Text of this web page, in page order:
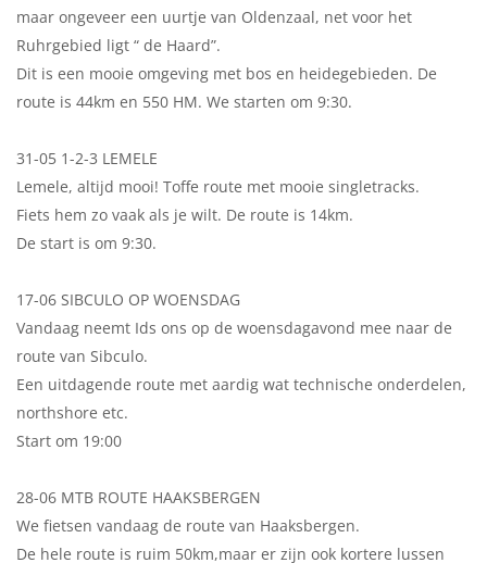
maar ongeveer een uurtje van Oldenzaal, net voor het
Ruhrgebied ligt “ de Haard”.
Dit is een mooie omgeving met bos en heidegebieden. De
route is 44km en 550 HM. We starten om 9:30.
31-05 1-2-3 LEMELE
Lemele, altijd mooi! Toffe route met mooie singletracks.
Fiets hem zo vaak als je wilt. De route is 14km.
De start is om 9:30.
17-06 SIBCULO OP WOENSDAG
Vandaag neemt Ids ons op de woensdagavond mee naar de
route van Sibculo.
Een uitdagende route met aardig wat technische onderdelen,
northshore etc.
Start om 19:00
28-06 MTB ROUTE HAAKSBERGEN
We fietsen vandaag de route van Haaksbergen.
De hele route is ruim 50km,maar er zijn ook kortere lussen